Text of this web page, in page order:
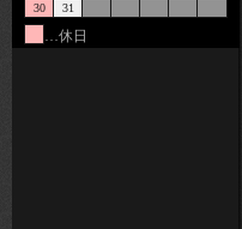
30
31
…休日